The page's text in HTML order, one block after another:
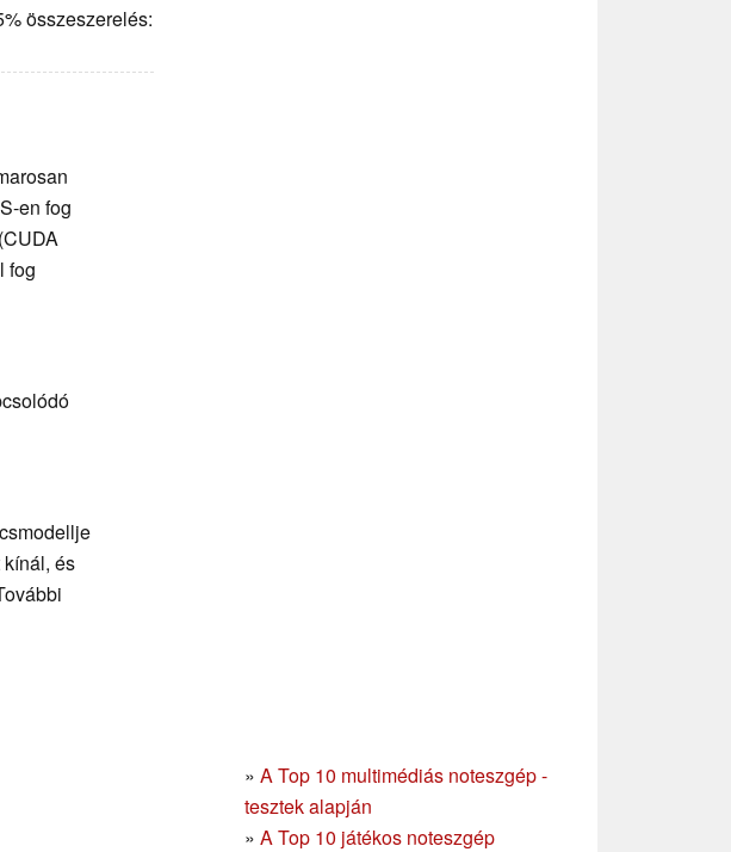
összeszerelés:
en fog
fog
és
» A Top 10 multimédiás noteszgép -
tesztek alapján
» A Top 10 játékos noteszgép